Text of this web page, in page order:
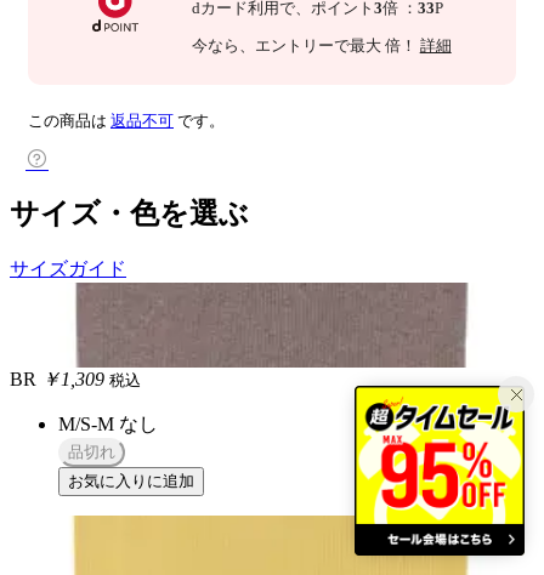
dカード利用で、 ポイント 3倍 ： 33P
今なら 、エントリーで最大 倍！ 詳細
この商品は 返品不可 です。
サイズ・色を選ぶ
サイズガイド
BR ￥1,309 税込
M/S-M なし
品切れ
お気に入りに追加